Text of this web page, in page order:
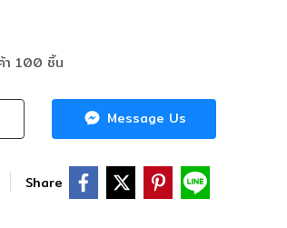
า 100 ชิ้น
Message Us
Share